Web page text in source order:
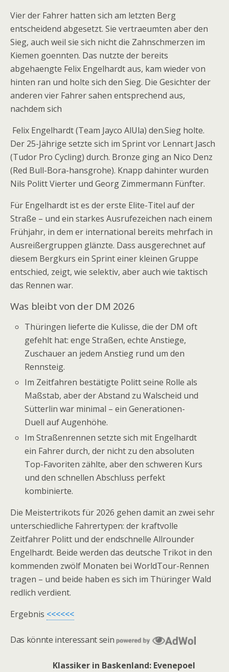
Vier der Fahrer hatten sich am letzten Berg
entscheidend abgesetzt. Sie vertraeumten aber den
Sieg, auch weil sie sich nicht die Zahnschmerzen im
Kiemen goennten. Das nutzte der bereits
abgehaengte Felix Engelhardt aus, kam wieder von
hinten ran und holte sich den Sieg. Die Gesichter der
anderen vier Fahrer sahen entsprechend aus,
nachdem sich
Felix Engelhardt (Team Jayco AlUla) den.Sieg holte.
Der 25-Jährige setzte sich im Sprint vor Lennart Jasch
(Tudor Pro Cycling) durch. Bronze ging an Nico Denz
(Red Bull-Bora-hansgrohe). Knapp dahinter wurden
Nils Politt Vierter und Georg Zimmermann Fünfter.
Für Engelhardt ist es der erste Elite-Titel auf der
Straße – und ein starkes Ausrufezeichen nach einem
Frühjahr, in dem er international bereits mehrfach in
Ausreißergruppen glänzte. Dass ausgerechnet auf
diesem Bergkurs ein Sprint einer kleinen Gruppe
entschied, zeigt, wie selektiv, aber auch wie taktisch
das Rennen war.
Was bleibt von der DM 2026
Thüringen lieferte die Kulisse, die der DM oft
gefehlt hat: enge Straßen, echte Anstiege,
Zuschauer an jedem Anstieg rund um den
Rennsteig.
Im Zeitfahren bestätigte Politt seine Rolle als
Maßstab, aber der Abstand zu Walscheid und
Sütterlin war minimal – ein Generationen-
Duell auf Augenhöhe.
Im Straßenrennen setzte sich mit Engelhardt
ein Fahrer durch, der nicht zu den absoluten
Top-Favoriten zählte, aber den schweren Kurs
und den schnellen Abschluss perfekt
kombinierte.
Die Meistertrikots für 2026 gehen damit an zwei sehr
unterschiedliche Fahrertypen: der kraftvolle
Zeitfahrer Politt und der endschnelle Allrounder
Engelhardt. Beide werden das deutsche Trikot in den
kommenden zwölf Monaten bei WorldTour-Rennen
tragen – und beide haben es sich im Thüringer Wald
redlich verdient.
Ergebnis <<<<<<
Das könnte interessant sein
Klassiker in Baskenland: Evenepoel